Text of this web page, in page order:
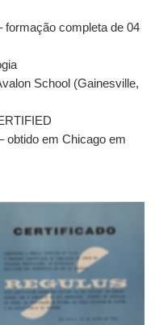
formação completa de 04
School (Gainesville,
obtido em Chicago em